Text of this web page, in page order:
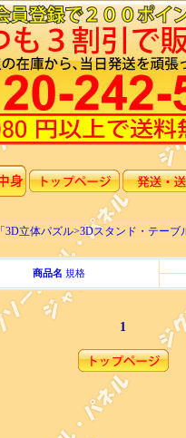
「3D立体パズル>3Dスタンド・テー
商品名 規格
1